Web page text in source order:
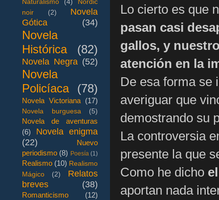
Lo cierto es que
pasan casi
gallos, y
atención en la
De esa forma se
averiguar que
demostrando su
La controversia
presente la que
Como he dicho
aportan nada
Naturalismo (4)
Nordic
noir
(2)
Novela
Gótica
(34)
Novela
Histórica
(82)
Novela Negra (52)
Novela
Policíaca
(78)
Novela Victoriana (17)
Novela burguesa (5)
Novela de aventuras
(6)
Novela enigma
(22)
Nuevo
periodismo (8) Poesía (1)
Realismo (10) Realismo
Mágico
(2)
Relatos
breves
(38)
Romanticismo (12)